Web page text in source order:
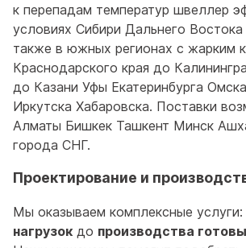
к перепадам температур швеллер
условиях Сибири Дальнего Востока
также в южных регионах с жарким
Краснодарского края до
до Казани Уфы Екатеринбурга
Иркутска Хабаровска. Поставки
Алматы Бишкек Ташкент Минск
города СНГ.
Проектирование и
Мы оказываем комплексные услуги:
нагрузок до производства